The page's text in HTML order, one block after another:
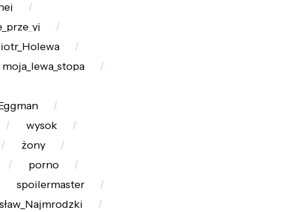
moja_lewa_stopa
wysok
żony
porno
spoilermaster